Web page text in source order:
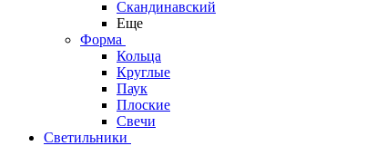
Скандинавский
Еще
Форма
Кольца
Круглые
Паук
Плоские
Свечи
Светильники